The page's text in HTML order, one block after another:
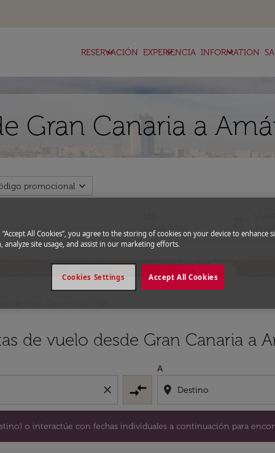
RESERVACIÓN
keyboard_arrow_down EXPERIENCIA
keyboard_arrow_down INFORMATION
keyboard_arrow_down
Gran Canaria a
promocional expand_more
fc-booking-departure-date-aria-
14/08/2026
fc-
21/
de vuelo desde Gran Canaria a
close compare_arrows
A
location_on
o interactúe con fechas individuales a continuación para
destino) o interactúe con fechas individuales a
“Accept All Cookies”, you agree to the storing of cookies on your device to enhance
analyze site usage, and assist in our marketing efforts.
Accept All Cookies
Cookies Settings